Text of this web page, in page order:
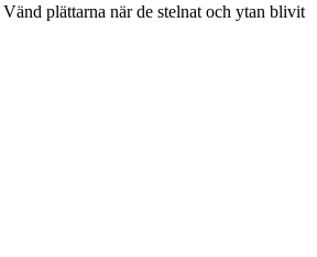
plättarna när de stelnat och ytan blivit